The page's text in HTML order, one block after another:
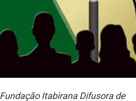
Itabirana Difusora de